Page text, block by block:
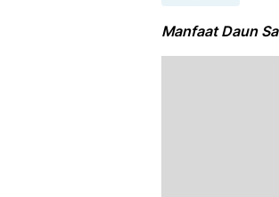
Manfaat Daun